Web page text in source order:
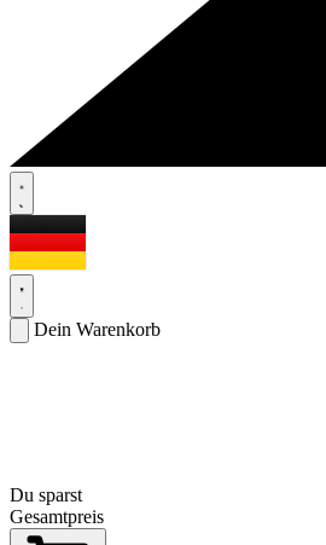
Dein Warenkorb
Du sparst
Gesamtpreis